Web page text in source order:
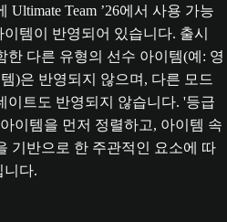
Team ’26에서 사용 가능
템이 반영되어 있습니다. 출시
한 다른 유형의 선수 아이템(예: 영
)은 반영되지 않으며, 다른 모드
이트도 반영되지 않습니다. '등급
이템을 먼저 정렬하고, 아이템 속
기반으로 한 주관적인 요소에 따
니다.